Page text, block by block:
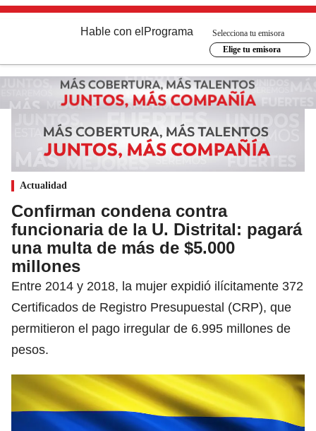
Hable con el Programa
Selecciona tu emisora
Elige tu emisora
Actualidad
Confirman condena contra
funcionaria de la U. Distrital: pagará
una multa de más de $5.000
millones
Entre 2014 y 2018, la mujer expidió ilícitamente 372
Certificados de Registro Presupuestal (CRP), que
permitieron el pago irregular de 6.995 millones de
pesos.